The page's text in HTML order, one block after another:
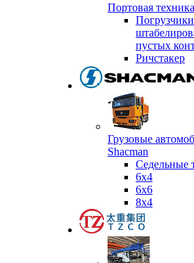
Портовая
пустых
Ричстакер
Грузовые
Shacman
Седельные
6х4
6x6
8x4